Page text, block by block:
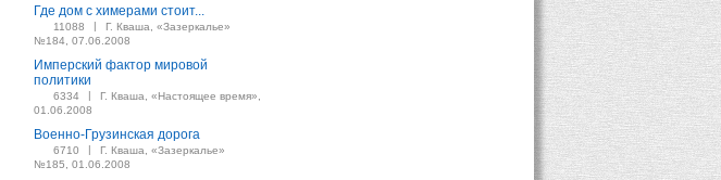
Где дом с химерами стоит...
11088 |
Г. Кваша, «Зазеркалье»
№184, 07.06.2008
Имперский фактор мировой
политики
6334 |
Г. Кваша, «Настоящее время»,
01.06.2008
Военно-Грузинская дорога
6710 |
Г. Кваша, «Зазеркалье»
№185, 01.06.2008